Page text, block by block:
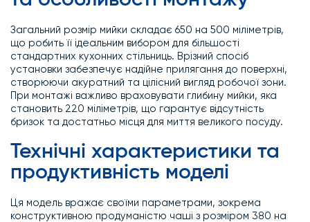
Загальний розмір мийки складає 650 на 500 міліметрів,
що робить її ідеальним вибором для більшості
стандартних кухонних стільниць. Врізний спосіб
установки забезпечує надійне прилягання до поверхні,
створюючи акуратний та цілісний вигляд робочої зони.
При монтажі важливо враховувати глибину мийки, яка
становить 220 міліметрів, що гарантує відсутність
бризок та достатньо місця для миття великого посуду.
Технічні характеристики та
продуктивність моделі
Ця модель вражає своїми параметрами, зокрема
конструктивною продуманістю чаші з розміром 380 на